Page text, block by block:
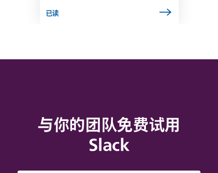
已读
与你的团队免费试用
Slack